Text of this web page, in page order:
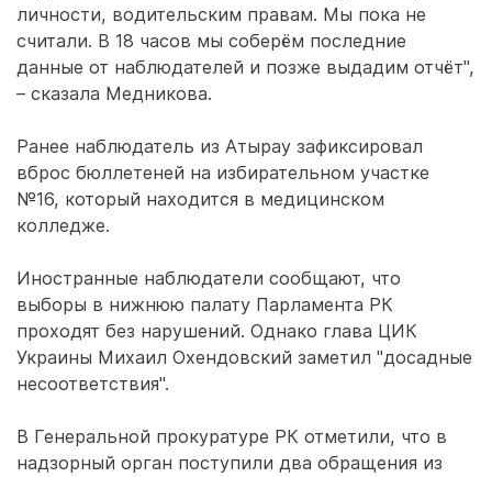
личности, водительским правам. Мы пока не
считали. В 18 часов мы соберём последние
данные от наблюдателей и позже выдадим отчёт",
– сказала Медникова.
Ранее наблюдатель из Атырау зафиксировал
вброс бюллетеней на избирательном участке
№16, который находится в медицинском
колледже.
Иностранные наблюдатели сообщают, что
выборы в нижнюю палату Парламента РК
проходят без нарушений. Однако глава ЦИК
Украины Михаил Охендовский заметил "досадные
несоответствия".
В Генеральной прокуратуре РК отметили, что в
надзорный орган поступили два обращения из